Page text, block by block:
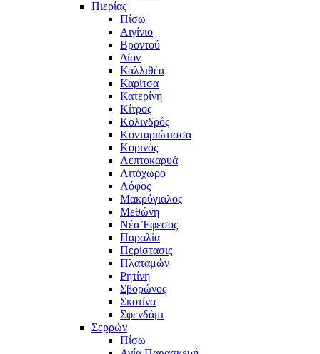
Πιερίας
Πίσω
Αιγίνιο
Βροντού
Δίον
Καλλιθέα
Καρίτσα
Κατερίνη
Κίτρος
Κολινδρός
Κονταριώτισσα
Κορινός
Λεπτοκαρυά
Λιτόχωρο
Λόφος
Μακρύγιαλος
Μεθώνη
Νέα Έφεσος
Παραλία
Περίστασις
Πλαταμών
Ρητίνη
Σβορώνος
Σκοτίνα
Σφενδάμι
Σερρών
Πίσω